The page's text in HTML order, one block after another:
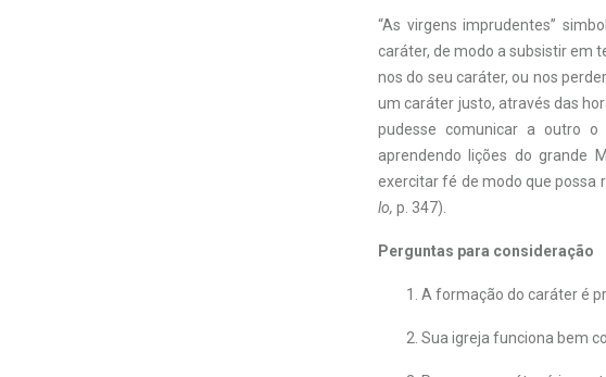
“As virgens imprudentes”
caráter, de modo a subsistir em
nos do seu caráter, ou nos
um caráter justo, através das
pudesse comunicar a outro o
aprendendo lições do grande
exercitar fé de modo que possa
lo, p. 347).
Perguntas para consideração
A formação do caráter é
Sua igreja funciona bem